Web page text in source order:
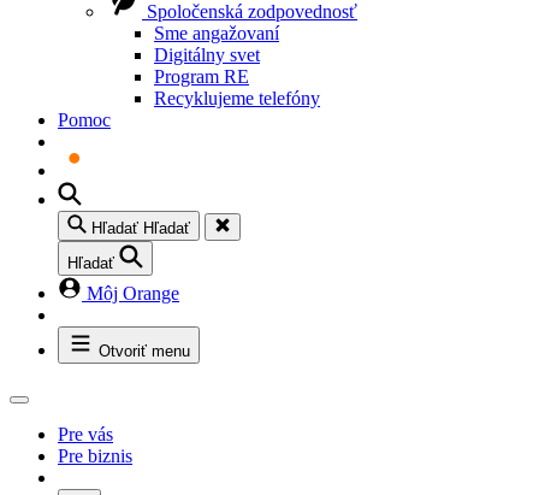
Spoločenská zodpovednosť
Sme angažovaní
Digitálny svet
Program RE
Recyklujeme telefóny
Pomoc
Hľadať Hľadať
Hľadať
Môj Orange
Otvoriť menu
Pre vás
Pre biznis